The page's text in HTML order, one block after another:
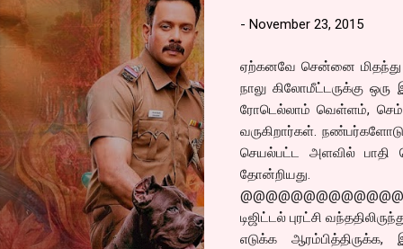
- November 23, 2015
ஏற்கனவே சென்னை மிதந்து
நாலு கிலோமீட்டருக்கு
ரோடெல்லாம் வெள்ளம்,
வருகிறார்கள்.
செயல்பட்ட அளவில் பாதி
தோன்றியது.
டிஜிட்டல் புரட்சி
எடுக்க